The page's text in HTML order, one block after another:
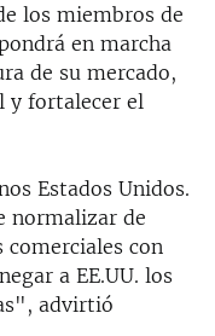
los miembros de
en marcha
de su mercado,
y fortalecer el
Estados Unidos.
normalizar de
con
a EE.UU. los
advirtió